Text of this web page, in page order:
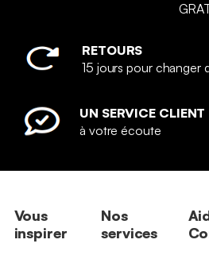
RETOURS
15 jours pour changer
UN SERVICE CLIENT
à votre écoute
Vous
inspirer
Nos
services